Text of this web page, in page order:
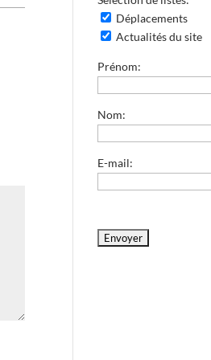
Déplacements
Actualités du site
Prénom:
Nom:
E-mail: